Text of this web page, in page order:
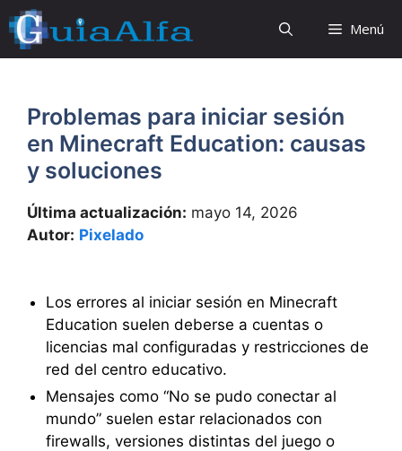
Saltar
al
contenido
Menú
Problemas para iniciar sesión
en Minecraft Education: causas
y soluciones
Última actualización: mayo 14, 2026
Autor: Pixelado
Los errores al iniciar sesión en Minecraft
Education suelen deberse a cuentas o
licencias mal configuradas y restricciones de
red del centro educativo.
Mensajes como “No se pudo conectar al
mundo” suelen estar relacionados con
firewalls, versiones distintas del juego o